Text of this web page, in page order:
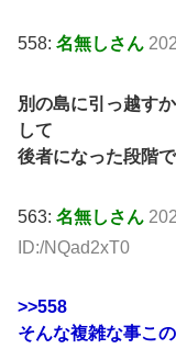
558: 名無しさん
別の島に引っ越す
して
後者になった段階
563: 名無しさん
ID:/NQad2xT0
>>558
そんな複雑な事こ